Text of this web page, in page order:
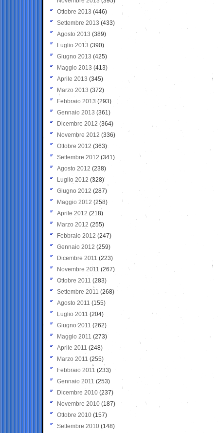
Ottobre 2013 (446)
Settembre 2013 (433)
Agosto 2013 (389)
Luglio 2013 (390)
Giugno 2013 (425)
Maggio 2013 (413)
Aprile 2013 (345)
Marzo 2013 (372)
Febbraio 2013 (293)
Gennaio 2013 (361)
Dicembre 2012 (364)
Novembre 2012 (336)
Ottobre 2012 (363)
Settembre 2012 (341)
Agosto 2012 (238)
Luglio 2012 (328)
Giugno 2012 (287)
Maggio 2012 (258)
Aprile 2012 (218)
Marzo 2012 (255)
Febbraio 2012 (247)
Gennaio 2012 (259)
Dicembre 2011 (223)
Novembre 2011 (267)
Ottobre 2011 (283)
Settembre 2011 (268)
Agosto 2011 (155)
Luglio 2011 (204)
Giugno 2011 (262)
Maggio 2011 (273)
Aprile 2011 (248)
Marzo 2011 (255)
Febbraio 2011 (233)
Gennaio 2011 (253)
Dicembre 2010 (237)
Novembre 2010 (187)
Ottobre 2010 (157)
Settembre 2010 (148)